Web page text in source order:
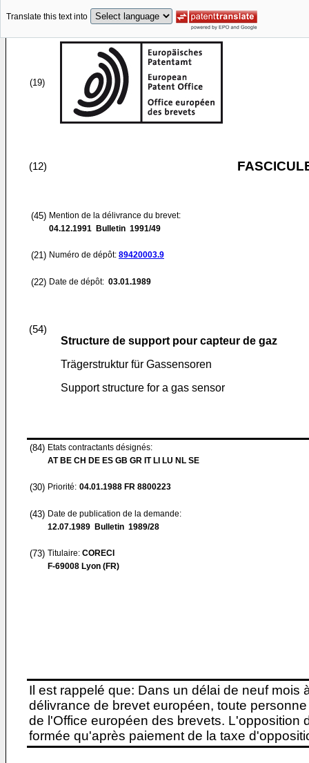
Translate this text into
(19)
(12)
(45) Mention de la délivrance du brevet:
04.12.1991 Bulletin 1991/49
(21) Numéro de dépôt: 89420003.9
(22) Date de dépôt: 03.01.1989
(54)
Structure de support pour capteur de gaz
Trägerstruktur für Gassensoren
Support structure for a gas sensor
(84) Etats contractants désignés:
AT BE CH DE ES GB GR IT LI LU NL SE
(30) Priorité: 04.01.1988 FR 8800223
(43) Date de publication de la demande:
12.07.1989 Bulletin 1989/28
(73) Titulaire: CORECI
F-69008 Lyon (FR)
Il est rappelé que: Dans un délai de neuf
délivrance de brevet européen, toute
de l'Office européen des brevets. L'opposition
formée qu'après paiement de la taxe